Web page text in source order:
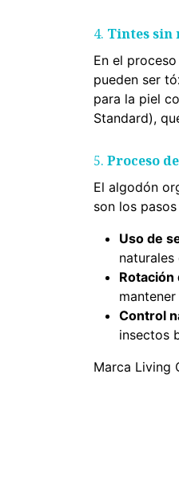
4. Tintes sin
En el
pueden ser
para la piel
Standard),
5. Proceso
El algodón
son los
Uso de
Rotación
Control
insectos
Marca Living